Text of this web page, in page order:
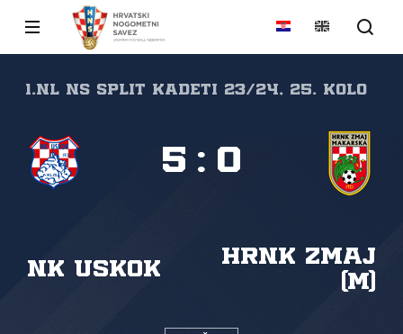
1.NL NS Split Kadeti 23/24, 25. kolo
NK Uskok
HRNK Zmaj
(M)
5 : 0